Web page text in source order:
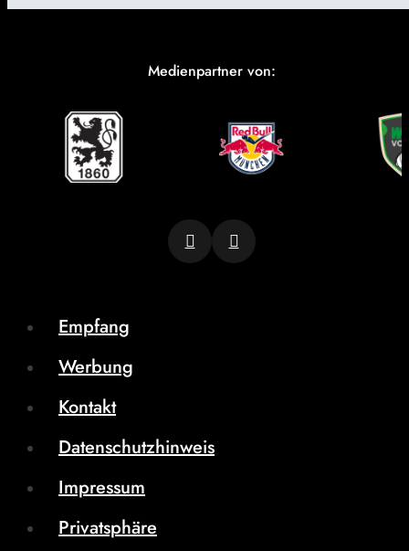
Medienpartner von:
Empfang
Werbung
Kontakt
Datenschutzhinweis
Impressum
Privatsphäre